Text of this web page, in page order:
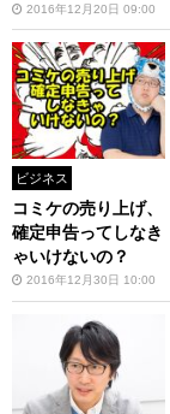
2016年12月20日 09:00
ビジネス
コミケの売り上げ、
確定申告ってしなき
ゃいけないの？
2016年12月30日 10:00